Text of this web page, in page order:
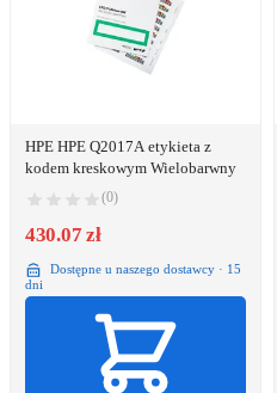
HPE HPE Q2017A etykieta z
kodem kreskowym Wielobarwny
(0)
430.07 zł
Dostępne u naszego dostawcy · 15
dni